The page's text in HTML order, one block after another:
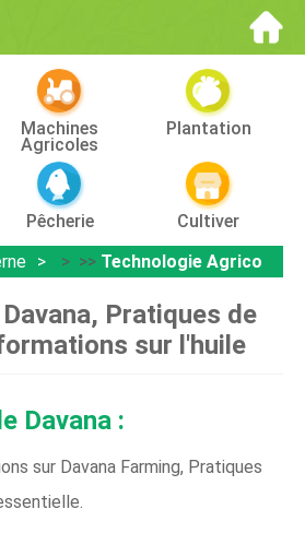
Machines
Agricoles
Plantation
Pêcherie
Cultiver
> >> Technologie Agricole
Pratiques de
sur l'huile
Davana :
sur Davana Farming, Pratiques